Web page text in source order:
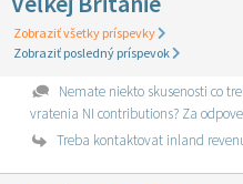
Zobraziť všetky príspevky
Zobraziť posledný príspevok
Nemate niekto skusenosti co
vratenia NI contributions? Za
Treba kontaktovat inland